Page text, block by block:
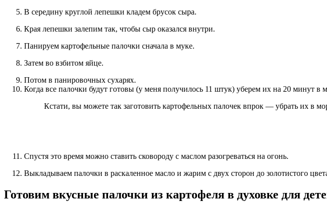
В середину круглой лепешки кладем брусок сыра.
Края лепешки залепим так, чтобы сыр оказался внутри.
Панируем картофельные палочки сначала в муке.
Затем во взбитом яйце.
Потом в панировочных сухарях.
Когда все палочки будут готовы (у меня получилось 11 штук) уберем их на 20 минут в
Кстати, вы можете так заготовить картофельных палочек впрок — убрать их в
Спустя это время можно ставить сковороду с маслом разогреваться на огонь.
Выкладываем палочки в раскаленное масло и жарим с двух сторон до золотистого
Готовим вкусные палочки из картофеля в духовке для